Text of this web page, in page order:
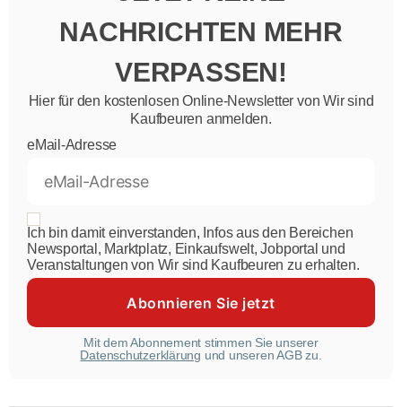
NACHRICHTEN MEHR
VERPASSEN!
Hier für den kostenlosen Online-Newsletter von Wir sind
Kaufbeuren anmelden.
eMail-Adresse
Ich bin damit einverstanden, Infos aus den Bereichen
Newsportal, Marktplatz, Einkaufswelt, Jobportal und
Veranstaltungen von Wir sind Kaufbeuren zu erhalten.
Mit dem Abonnement stimmen Sie unserer
Datenschutzerklärung und unseren AGB zu.